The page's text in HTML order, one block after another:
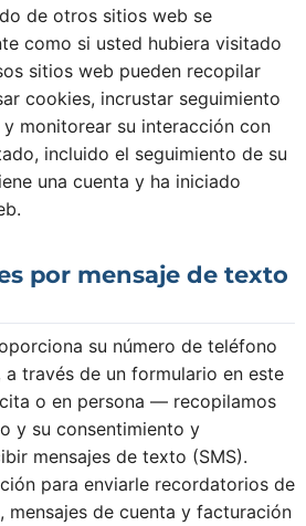
de otros sitios web se
como si usted hubiera visitado
sitios web pueden recopilar
cookies, incrustar seguimiento
monitorear su interacción con
incluido el seguimiento de su
una cuenta y ha iniciado
por mensaje de texto
su número de teléfono
través de un formulario en este
o en persona — recopilamos
y su consentimiento y
mensajes de texto (SMS).
para enviarle recordatorios de
mensajes de cuenta y facturación